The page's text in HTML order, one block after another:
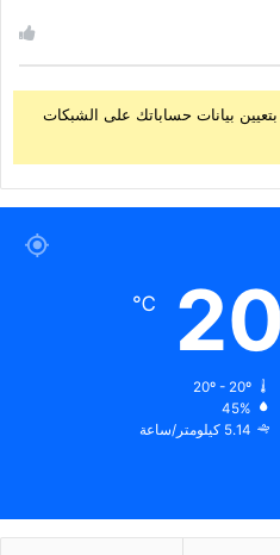
بيانات حساباتك على الشبكات
20
℃
20º - 20º
45%
5.14 كيلومتر/ساعة